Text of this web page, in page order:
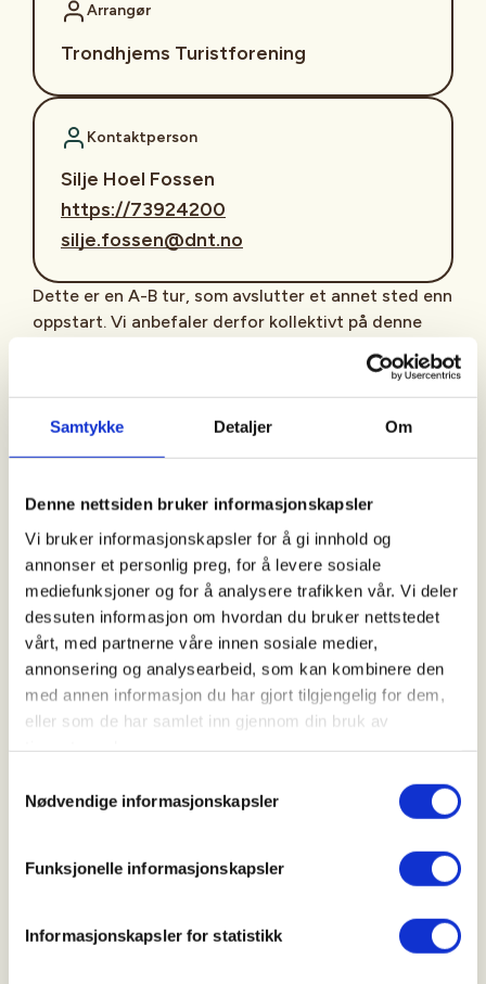
Samtykke Detaljer Om
Denne nettsiden bruker informasjonskapsler
Vi bruker informasjonskapsler for å gi innhold og
annonser et personlig preg, for å levere sosiale
mediefunksjoner og for å analysere trafikken vår. Vi deler
dessuten informasjon om hvordan du bruker nettstedet
vårt, med partnerne våre innen sosiale medier,
annonsering og analysearbeid, som kan kombinere den
med annen informasjon du har gjort tilgjengelig for dem,
eller som de har samlet inn gjennom din bruk av
Nødvendige informasjonskapsler
Funksjonelle informasjonskapsler
Informasjonskapsler for statistikk
Arrangør
Trondhjems Turistforening
Kontaktperson
Silje Hoel Fossen
https://73924200
silje.fossen@dnt.no
Dette er en A-B tur, som avslutter et annet sted enn
oppstart. Vi anbefaler derfor kollektivt på denne
Oppmøte ved busstopp Skavlandsveg ved Kyvatnet.
Vi går opp Gløttrenna til Lianvatnet og følger
videre Gamle Lianveg ned til Vestmarka og
Baklidammen. Herfra tar vi sti på nordsiden av
Baklidammen og passerer Golfbanen til sti langs
Teisendammen. Vi avslutter turen på Sverresborg.
Der er det eventuelt mulig å ta buss nr 11 tilbake til
p-plass ved Kyvatnet.
Husk niste, drikke, sitteunderlag, og klær etter
været.
Lengde:Ca. 8km
Kle deg etter været, bruk gode sko. Husk godt med